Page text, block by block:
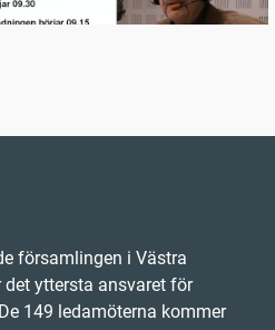
församlingen i Västra
yttersta ansvaret för
149 ledamöterna kommer